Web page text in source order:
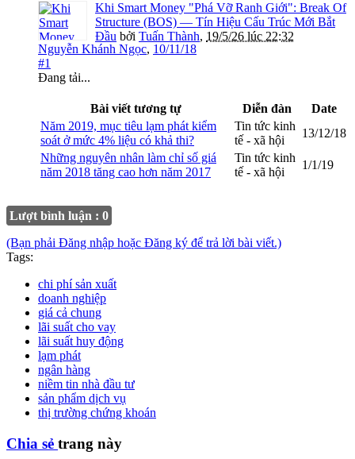
Khi Smart Money "Phá Vỡ Ranh Giới": Break Of
Structure (BOS) — Tín Hiệu Cấu Trúc Mới Bắt
Đầu bởi Tuấn Thành, 19/5/26 lúc 22:32
Nguyễn Khánh Ngọc, 10/11/18
#1
Đang tải...
Bài viết tương tự Diễn đàn
Date
Năm 2019, mục tiêu lạm phát kiểm
soát ở mức 4% liệu có khả thi?
Tin tức kinh
tế - xã hội
13/12/18
Những nguyên nhân làm chỉ số giá
năm 2018 tăng cao hơn năm 2017
Tin tức kinh
tế - xã hội
1/1/19
Lượt bình luận : 0
(Bạn phải Đăng nhập hoặc Đăng ký để trả lời bài viết.)
Tags:
chi phí sản xuất
doanh nghiệp
giá cả chung
lãi suất cho vay
lãi suất huy động
lạm phát
ngân hàng
niềm tin nhà đầu tư
sản phẩm dịch vụ
thị trường chứng khoán
Chia sẻ trang này